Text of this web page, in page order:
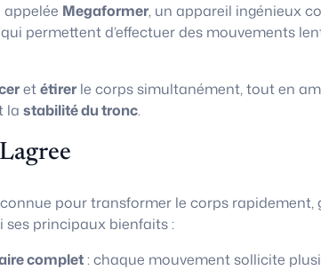
Megaformer, un appareil ingénieux
permettent d’effectuer des mouvements
etétirerle corps simultanément, tout en
la stabilité du tronc.
pour transformer le corps rapidement,
ses principaux bienfaits :
complet: chaque mouvement sollicite